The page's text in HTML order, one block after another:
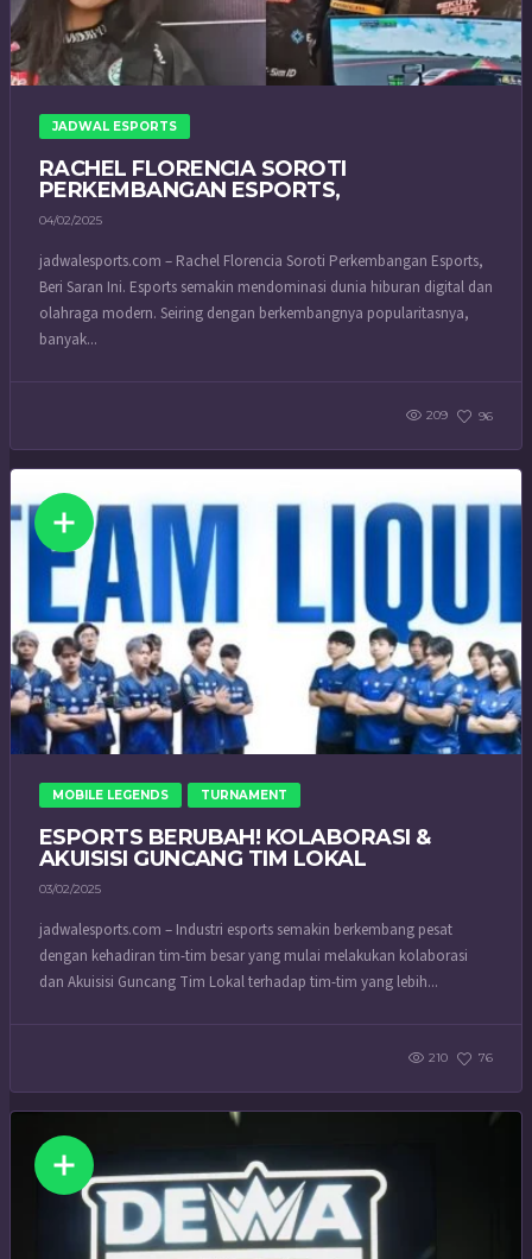
JADWAL ESPORTS
RACHEL FLORENCIA SOROTI
PERKEMBANGAN ESPORTS,
04/02/2025
jadwalesports.com – Rachel Florencia Soroti Perkembangan Esports,
Beri Saran Ini. Esports semakin mendominasi dunia hiburan digital dan
olahraga modern. Seiring dengan berkembangnya popularitasnya,
banyak...
209 96
MOBILE LEGENDS TURNAMENT
ESPORTS BERUBAH! KOLABORASI &
AKUISISI GUNCANG TIM LOKAL
03/02/2025
jadwalesports.com – Industri esports semakin berkembang pesat
dengan kehadiran tim-tim besar yang mulai melakukan kolaborasi
dan Akuisisi Guncang Tim Lokal terhadap tim-tim yang lebih...
210 76